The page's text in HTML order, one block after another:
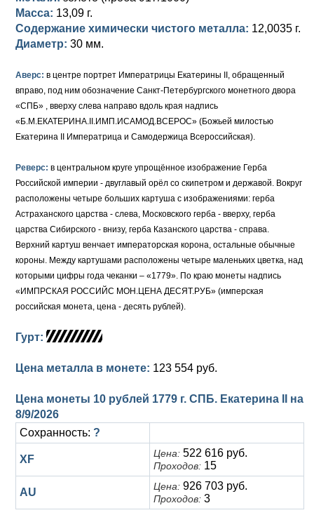
Русско-Польские
Для Польши
Памятные и донативные
Для Грузии
Для Польши
Медь
Серебро
Сибирские монеты
Для Молдавии и Валахии
Таврические монеты
Золото
Серебро
Медь
Для Пруссии
Ливонезы
Альбертусталер
Иоанн Антонович (1740-1741)
Анна Иоанновна (1730-1740)
Петр II (1727-1730)
Екатерина I (1725-1727)
Петр I (1682-1725)
Золото
Серебро
Для Речи Посполитой
Масса: 13,09 г.
Содержание химически чистого металла: 12,0035 г.
Диаметр: 30 мм.
Аверс: в центре портрет Императрицы Екатерины II, обращенный
вправо, под ним обозначение Санкт-Петербургского монетного двора
«СПБ» , вверху слева направо вдоль края надпись
«Б.М.ЕКАТЕРИНА.II.ИМП.ИСАМОД.ВСЕРОС» (Божьей милостью
Екатерина II Императрица и Самодержица Всероссийская).
Реверс: в центральном круге упрощённое изображение Герба
Российской империи - двуглавый орёл со скипетром и державой. Вокруг
расположены четыре больших картуша с изображениями: герба
Астраханского царства - слева, Московского герба - вверху, герба
царства Сибирского - внизу, герба Казанского царства - справа.
Верхний картуш венчает императорская корона, остальные обычные
короны. Между картушами расположены четыре маленьких цветка, над
которыми цифры года чеканки – «1779». По краю монеты надпись
«ИМПРСКАЯ РОССИЙС МОН.ЦЕНА ДЕСЯТ.РУБ» (имперская
российская монета, цена - десять рублей).
Гурт:
Цена металла в монете: 123 554 руб.
Цена монеты 10 рублей 1779 г. СПБ. Екатерина II на
8/9/2026
Сохранность: ?
XF Цена: 522 616 руб.
Проходов: 15
AU Цена: 926 703 руб.
Проходов: 3